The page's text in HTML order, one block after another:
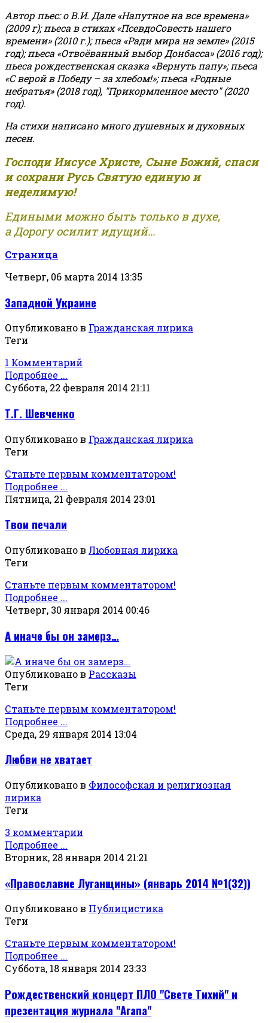
Автор пьес: о В.И. Дале «Напутное на все времена»
(2009 г); пьеса в стихах «ПсевдоСовесть нашего
времени» (2010 г.); пьеса «Ради мира на земле» (2015
год); пьеса «Отвоёванный выбор Донбасса» (2016 год);
пьеса рождественская сказка «Вернуть папу»; пьеса
«С верой в Победу – за хлебом!»;пьеса «Родные
небратья» (2018 год), "Прикормленное место" (2020
год).
На стихи написано много душевных и духовных
песен.
Господи Иисусе Христе, Сыне Божий, спаси
и сохрани Русь Святую единую и
неделимую!
Едиными можно быть только в духе,
а Дорогу осилит идущий...
Страница
Четверг, 06 марта 2014 13:35
Западной Украине
Опубликовано в Гражданская лирика
Теги
1 Комментарий
Подробнее ...
Суббота, 22 февраля 2014 21:11
Т.Г. Шевченко
Опубликовано в Гражданская лирика
Теги
Станьте первым комментатором!
Подробнее ...
Пятница, 21 февраля 2014 23:01
Твои печали
Опубликовано в Любовная лирика
Теги
Станьте первым комментатором!
Подробнее ...
Четверг, 30 января 2014 00:46
А иначе бы он замерз…
Опубликовано в Рассказы
Теги
Станьте первым комментатором!
Подробнее ...
Среда, 29 января 2014 13:04
Любви не хватает
Опубликовано в Философская и религиозная
лирика
Теги
3 комментарии
Подробнее ...
Вторник, 28 января 2014 21:21
«Православие Луганщины» (январь 2014 №1(32))
Опубликовано в Публицистика
Теги
Станьте первым комментатором!
Подробнее ...
Суббота, 18 января 2014 23:33
Рождественский концерт ПЛО "Свете Тихий" и
презентация журнала "Агапа"